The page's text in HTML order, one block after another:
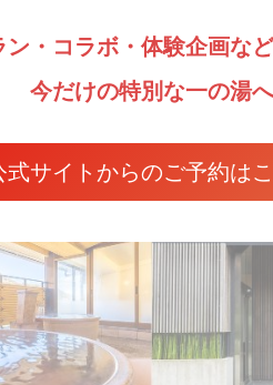
ン・コラボ・体験企画な
今だけの特別な一の湯へ
式サイトからのご予約は